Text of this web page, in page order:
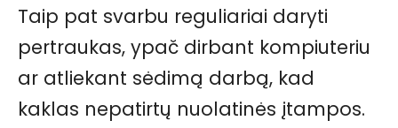
Taip pat svarbu reguliariai daryti
pertraukas, ypač dirbant kompiuteriu
ar atliekant sėdimą darbą, kad
kaklas nepatirtų nuolatinės įtampos.